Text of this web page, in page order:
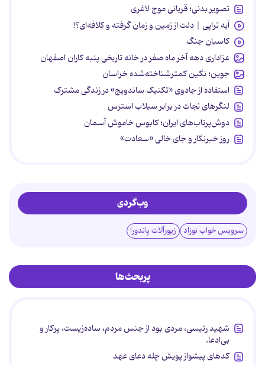
تصویر بدنی؛ قربانی موج لاغری
آیه تراپی | دلت از زمین و زمان گرفته و کلافه‌ای؟!
کاسبان جنگ
عزاداری دهه آخر ماه صفر در خانه تاریخی پنبه کاران اصفهان
جوین؛ نگین کمترشناخته‌شده خراسان
استفاده از جادوی «تکنیک ساندویچ» در زندگی مشترک
لنگرهای نجات در برابر سیلاب استرس
دوش‌پرتاب‌های ایران؛ کابوس خاموش آسمان
روز خبرنگار و جای خالی «سعادت»
وب‌گردی
سرویس خواب نوزاد زیورآلات پاندورا
پربحث‌ها
شهید رئیسی، مردی بود از جنس مردم، ساده‌زیست، پرکار و
بی‌ادعا.
کدهای پیشواز پویش چله دعای عهد